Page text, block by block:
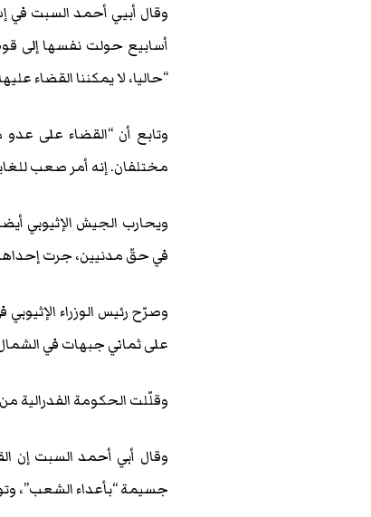
وقال أبيي أحمد السبت في
أسابيع حولت نفسها إلى
“حاليا، لا يمكننا القضاء
وتابع أن “القضاء على
مختلفان. إنه أمر صعب
ويحارب الجيش الإثيوبي
في حقّ مدنيين، جرت
وصرّح رئيس الوزراء
على ثماني جبهات في الشمال
وقلّلت الحكومة الفدرالية
وقال أبي أحمد السبت إن
جسيمة “بأعداء الشعب”،